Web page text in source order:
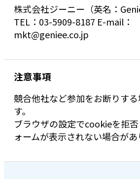
株式会社ジーニー（英名：
TEL：03-5909-8187 E-mail：
mkt@geniee.co.jp
注意事項
競合他社など参加をお断りす
す。
ブラウザの設定でcookieを拒
ォームが表示されない場合があ